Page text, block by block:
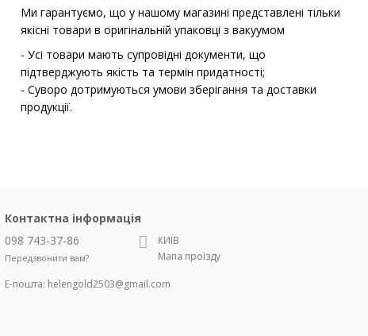
Ми гарантуємо, що у нашому магазині представлені тільки
якісні товари в оригінальній упаковці з вакуумом
- Усі товари мають супровідні документи, що
підтверджують якість та термін придатності;
- Суворо дотримуються умови зберігання та доставки
продукції.
Контактна інформація
098 743-37-86
Передзвонити вам?
КИЇВ
Мапа проїзду
Е-пошта: helengold2503@gmail.com